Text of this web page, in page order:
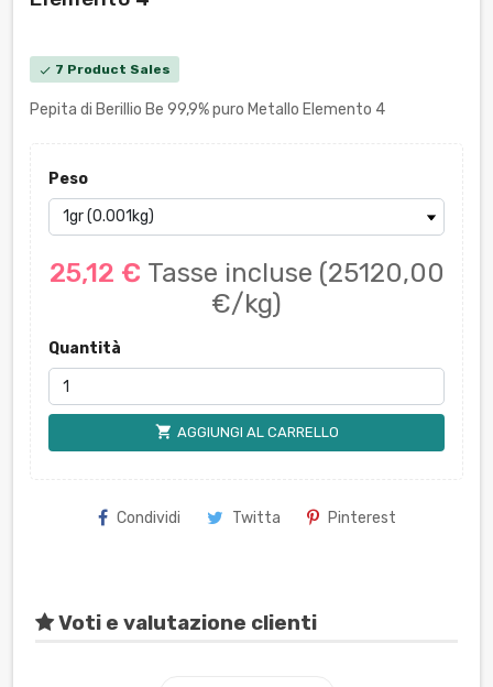
check 7 Product Sales
Pepita di Berillio Be 99,9% puro Metallo Elemento 4
Peso
25,12 € Tasse incluse (25120,00
€/kg)
Quantità
shopping_cart AGGIUNGI AL CARRELLO
Condividi Twitta Pinterest
Voti e valutazione clienti